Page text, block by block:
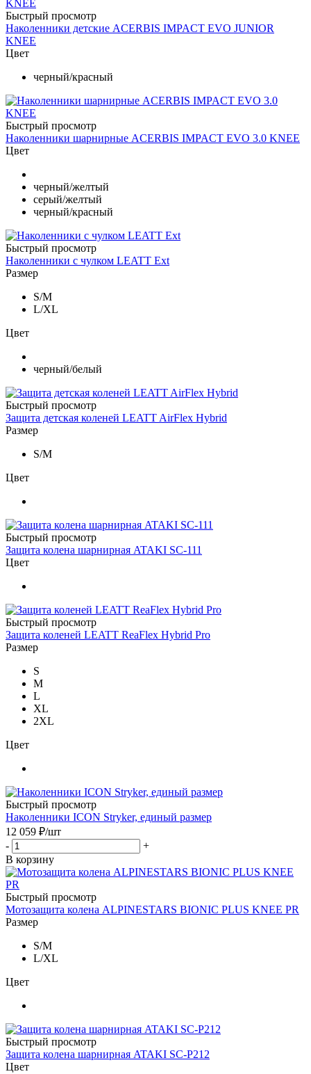
Быстрый просмотр
Наколенники детские ACERBIS IMPACT EVO JUNIOR
KNEE
Цвет
черный/красный
Быстрый просмотр
Наколенники шарнирные ACERBIS IMPACT EVO 3.0 KNEE
Цвет
черный/желтый
серый/желтый
черный/красный
Быстрый просмотр
Наколенники с чулком LEATT Ext
Размер
S/M
L/XL
Цвет
черный/белый
Быстрый просмотр
Защита детская коленей LEATT AirFlex Hybrid
Размер
S/M
Цвет
Быстрый просмотр
Защита колена шарнирная ATAKI SC-111
Цвет
Быстрый просмотр
Защита коленей LEATT ReaFlex Hybrid Pro
Размер
S
M
L
XL
2XL
Цвет
Быстрый просмотр
Наколенники ICON Stryker, единый размер
12 059 ₽/шт
-
+
В корзину
Быстрый просмотр
Мотозащита колена ALPINESTARS BIONIC PLUS KNEE PR
Размер
S/M
L/XL
Цвет
Быстрый просмотр
Защита колена шарнирная ATAKI SC-P212
Цвет